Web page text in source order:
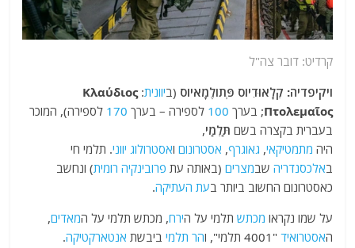
קרדיט: דובר צה"ל
ויקיפדיה: קְלָאוּדִיוֹס פְּתוֹלֶמָאיוֹס (ביוונית:
Κλαύδιος
Πτολεμαῖος;‏ בערך 100 לספירה – בערך 170 לספירה), המוכר
בעברית בקצרה בשם תַּלְמַי,
היה מתמטיקאי, גאוגרף, אסטרונום ואסטרולוג יווני. תלמי חי
באלכסנדריה שבמצרים (באותה עת פרובינקיה רומית) ונחשב
כאסטרונום החשוב ביותר בעת העתיקה.
על שמו נקראו מכתש תלמי על הירח, מכתש תלמי על המאדים,
האסטרואיד "4001 תלמי", ו הר תלמי ביבשת אנטארקטיקה.